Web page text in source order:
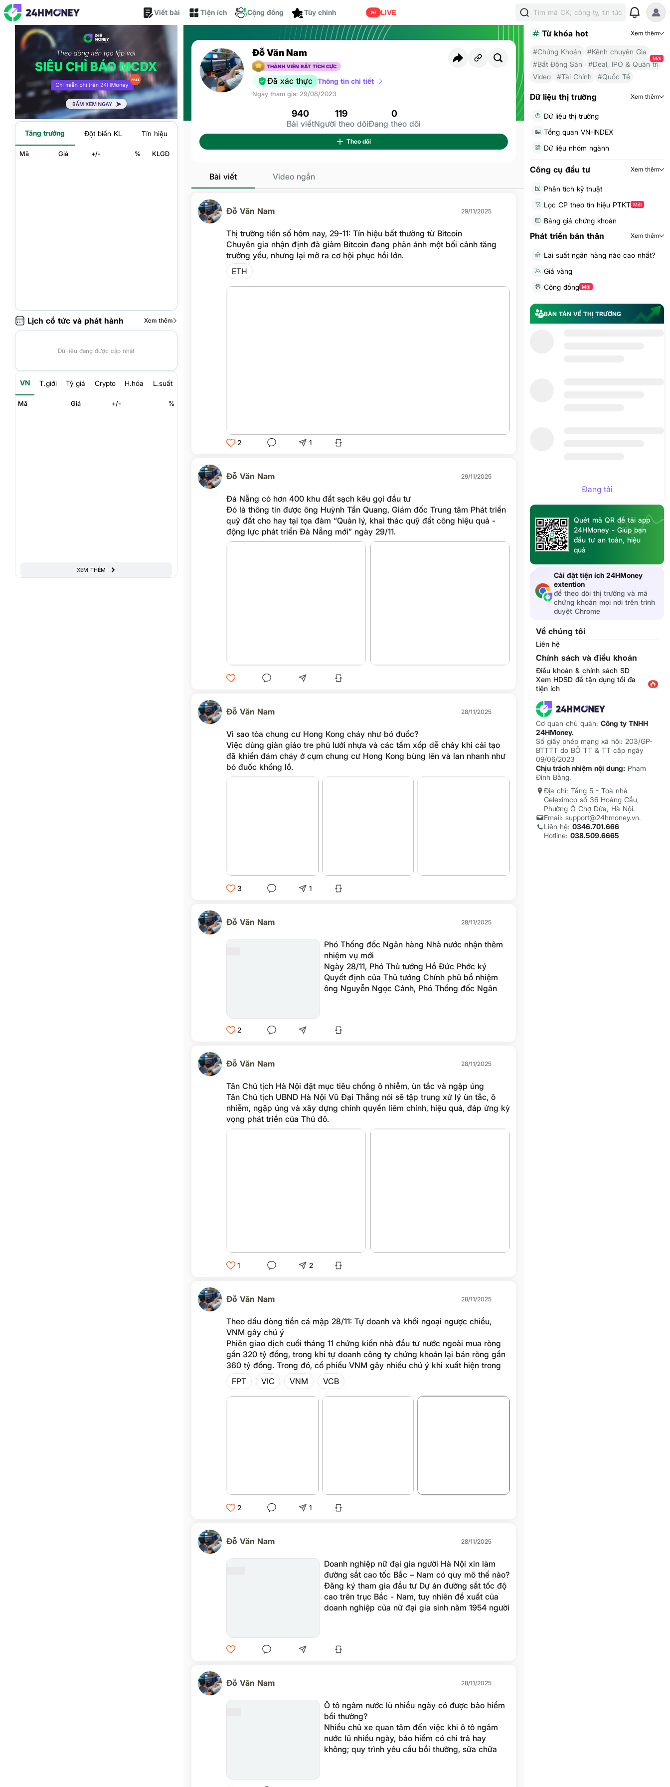
Viết bài Tiện ích
Cộng đồng
Tùy chỉnh
LIVE Tìm mã CK, công ty, tin tức
Tăng trưởng Đột biến KL Tín hiệu
Mã Giá +/- % KLGD
Lịch cổ tức và phát hành Xem thêm
Dữ liệu đang được cập nhật
VN T.giới Tỷ giá Crypto H.hóa L.suất
Mã Giá +/- %
XEM THÊM
Đỗ Văn Nam
THÀNH VIÊN RẤT TÍCH CỰC
Đã xác thực Thông tin chi tiết
Ngày tham gia: 29/08/2023
940
Bài viết
119
Người theo dõi
0
Đang theo dõi
Theo dõi
Bài viết Video ngắn
Đỗ Văn Nam 29/11/2025
Thị trường tiền số hôm nay, 29-11: Tín hiệu bất thường từ Bitcoin
Chuyên gia nhận định đà giảm Bitcoin đang phản ánh một bối cảnh tăng
trưởng yếu, nhưng lại mở ra cơ hội phục hồi lớn.
ETH
2 1
Đỗ Văn Nam 29/11/2025
Đà Nẵng có hơn 400 khu đất sạch kêu gọi đầu tư
Đó là thông tin được ông Huỳnh Tấn Quang, Giám đốc Trung tâm Phát triển
quỹ đất cho hay tại tọa đàm “Quản lý, khai thác quỹ đất công hiệu quả -
động lực phát triển Đà Nẵng mới” ngày 29/11.
Đỗ Văn Nam 28/11/2025
Vì sao tòa chung cư Hong Kong cháy như bó đuốc?
Việc dùng giàn giáo tre phủ lưới nhựa và các tấm xốp dễ cháy khi cải tạo
đã khiến đám cháy ở cụm chung cư Hong Kong bùng lên và lan nhanh như
bó đuốc khổng lồ.
3 1
Đỗ Văn Nam 28/11/2025
Phó Thống đốc Ngân hàng Nhà nước nhận thêm
nhiệm vụ mới
Ngày 28/11, Phó Thủ tướng Hồ Đức Phớc ký
Quyết định của Thủ tướng Chính phủ bổ nhiệm
ông Nguyễn Ngọc Cảnh, Phó Thống đốc Ngân
2
Đỗ Văn Nam 28/11/2025
Tân Chủ tịch Hà Nội đặt mục tiêu chống ô nhiễm, ùn tắc và ngập úng
Tân Chủ tịch UBND Hà Nội Vũ Đại Thắng nói sẽ tập trung xử lý ùn tắc, ô
nhiễm, ngập úng và xây dựng chính quyền liêm chính, hiệu quả, đáp ứng kỳ
vọng phát triển của Thủ đô.
1 2
Đỗ Văn Nam 28/11/2025
Theo dấu dòng tiền cá mập 28/11: Tự doanh và khối ngoại ngược chiều,
VNM gây chú ý
Phiên giao dịch cuối tháng 11 chứng kiến nhà đầu tư nước ngoài mua ròng
gần 320 tỷ đồng, trong khi tự doanh công ty chứng khoán lại bán ròng gần
360 tỷ đồng. Trong đó, cổ phiếu VNM gây nhiều chú ý khi xuất hiện trong
top mua ròng của khối ngoại và bán ròng của tự doanh.
FPT VIC VNM VCB
2 1
Đỗ Văn Nam 28/11/2025
Doanh nghiệp nữ đại gia người Hà Nội xin làm
đường sắt cao tốc Bắc – Nam có quy mô thế nào?
Đăng ký tham gia đầu tư Dự án đường sắt tốc độ
cao trên trục Bắc - Nam, tuy nhiên đề xuất của
doanh nghiệp của nữ đại gia sinh năm 1954 người
Đỗ Văn Nam 28/11/2025
Ô tô ngâm nước lũ nhiều ngày có được bảo hiểm
bồi thường?
Nhiều chủ xe quan tâm đến việc khi ô tô ngâm
nước lũ nhiều ngày, bảo hiểm có chi trả hay
không; quy trình yêu cầu bồi thường, sửa chữa
Từ khóa hot Xem thêm
#Chứng Khoán
#Kênh chuyên Gia
#Bất Động Sản
#Deal, IPO & Quản trị
Mới
Video #Tài Chính #Quốc Tế
Dữ liệu thị trường Xem thêm
Dữ liệu thị trường
Tổng quan VN-INDEX
Dữ liệu nhóm ngành
Công cụ đầu tư Xem thêm
Phân tích kỹ thuật
Lọc CP theo tín hiệu PTKT Mới
Bảng giá chứng khoán
Phát triển bản thân Xem thêm
Lãi suất ngân hàng nào cao nhất?
Giá vàng
Cộng đồng Mới
BÀN TÁN VỀ THỊ TRƯỜNG
Đang tải
Quét mã QR để tải app
24HMoney - Giúp bạn
đầu tư an toàn, hiệu
quả
Cài đặt tiện ích 24HMoney
extention
để theo dõi thị trường và mã
chứng khoán mọi nơi trên trình
duyệt Chrome
Về chúng tôi
Liên hệ
Chính sách và điều khoản
Điều khoản & chính sách SD
Xem HDSD để tận dụng tối đa
tiện ích
Cơ quan chủ quản: Công ty TNHH
24HMoney.
Số giấy phép mạng xã hội: 203/GP-
BTTTT do BỘ TT & TT cấp ngày
09/06/2023
Chịu trách nhiệm nội dung: Phạm
Đình Bằng.
Địa chỉ: Tầng 5 - Toà nhà
Geleximco số 36 Hoàng Cầu,
Phường Ô Chợ Dừa, Hà Nội.
Email: support@24hmoney.vn.
Liên hệ: 0346.701.666
Hotline: 038.509.6665